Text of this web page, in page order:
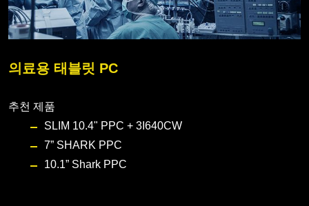
의료용 태블릿 PC
추천 제품
SLIM 10.4" PPC + 3I640CW
7” SHARK PPC
10.1” Shark PPC